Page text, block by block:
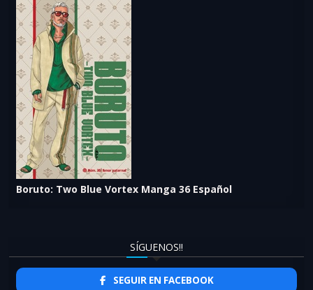
Boruto: Two Blue Vortex Manga 36 Español
SÍGUENOS!!
SEGUIR EN FACEBOOK